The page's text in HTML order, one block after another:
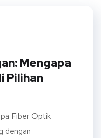
Mengapa
Pilihan
Fiber Optik
dengan